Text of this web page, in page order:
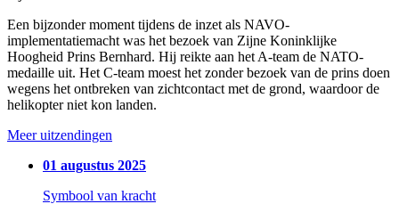
Een bijzonder moment tijdens de inzet als NAVO-
implementatiemacht was het bezoek van Zijne Koninklijke
Hoogheid Prins Bernhard. Hij reikte aan het A-team de NATO-
medaille uit. Het C-team moest het zonder bezoek van de prins doen
wegens het ontbreken van zichtcontact met de grond, waardoor de
helikopter niet kon landen.
Meer uitzendingen
01 augustus 2025
Symbool van kracht